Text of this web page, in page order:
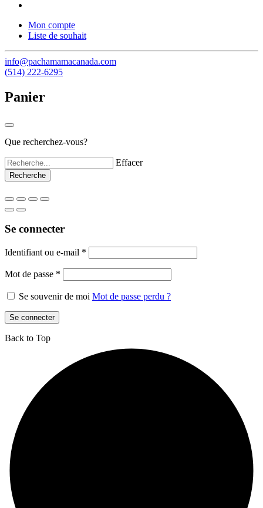
Mon compte
Liste de souhait
info@pachamamacanada.com
(514) 222-6295
Panier
Que recherchez-vous?
Effacer
Se connecter
Identifiant ou e-mail *
Mot de passe *
Se souvenir de moi Mot de passe perdu ?
Se connecter
Back to Top